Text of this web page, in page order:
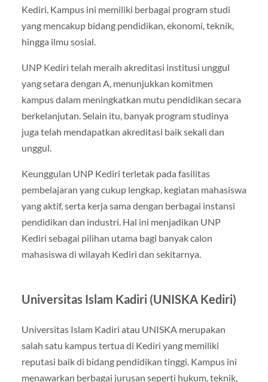
Kediri. Kampus ini memiliki berbagai program studi
yang mencakup bidang pendidikan, ekonomi, teknik,
hingga ilmu sosial.
UNP Kediri telah meraih akreditasi institusi unggul
yang setara dengan A, menunjukkan komitmen
kampus dalam meningkatkan mutu pendidikan secara
berkelanjutan. Selain itu, banyak program studinya
juga telah mendapatkan akreditasi baik sekali dan
unggul.
Keunggulan UNP Kediri terletak pada fasilitas
pembelajaran yang cukup lengkap, kegiatan mahasiswa
yang aktif, serta kerja sama dengan berbagai instansi
pendidikan dan industri. Hal ini menjadikan UNP
Kediri sebagai pilihan utama bagi banyak calon
mahasiswa di wilayah Kediri dan sekitarnya.
Universitas Islam Kadiri (UNISKA Kediri)
Universitas Islam Kadiri atau UNISKA merupakan
salah satu kampus tertua di Kediri yang memiliki
reputasi baik di bidang pendidikan tinggi. Kampus ini
menawarkan berbagai jurusan seperti hukum, teknik,